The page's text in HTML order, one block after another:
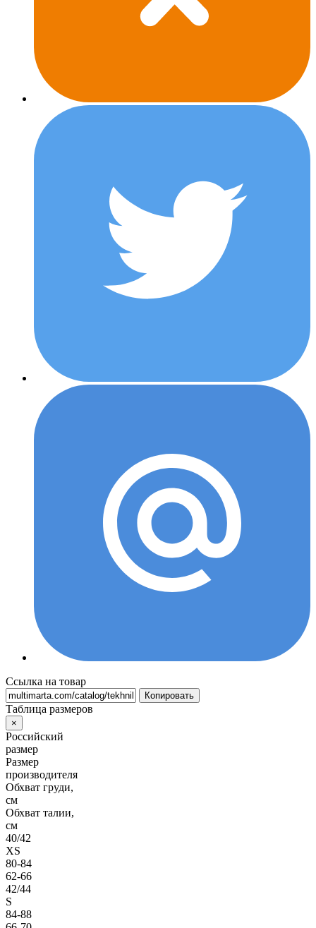
Ссылка на товар
Копировать
Таблица размеров
×
Российский
размер
Размер
производителя
Обхват груди,
см
Обхват талии,
см
40/42
XS
80-84
62-66
42/44
S
84-88